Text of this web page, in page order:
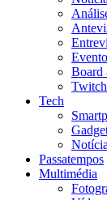
Board
Tech
Passatempos
Multimédia